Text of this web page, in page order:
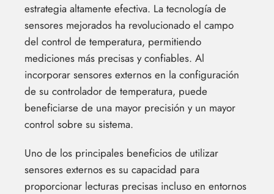
estrategia altamente efectiva. La tecnología de
sensores mejorados ha revolucionado el campo
del control de temperatura, permitiendo
mediciones más precisas y confiables. Al
incorporar sensores externos en la configuración
de su controlador de temperatura, puede
beneficiarse de una mayor precisión y un mayor
control sobre su sistema.
Uno de los principales beneficios de utilizar
sensores externos es su capacidad para
proporcionar lecturas precisas incluso en entornos